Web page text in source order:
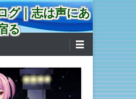
グ｜志は声にあ
る